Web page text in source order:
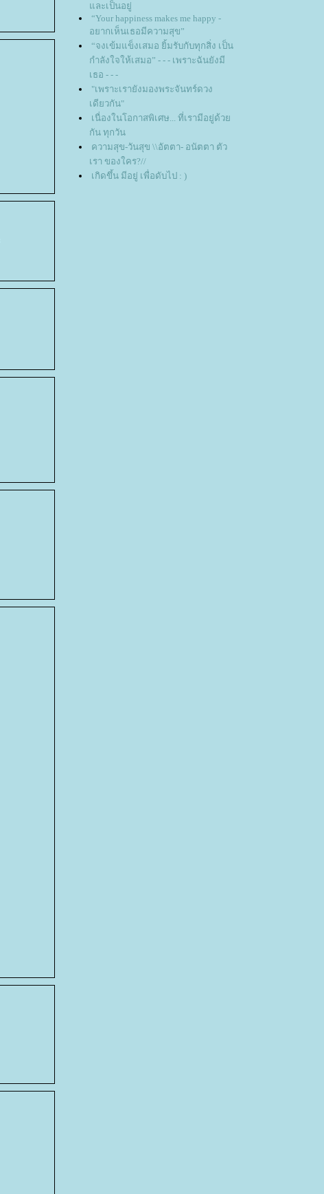
ละเป็นอยู่
“Your happiness makes me happy -
อยากเห็นเธอมีความสุข”
“จงเข้มแข็งเสมอ ยิ้มรับกับทุกสิ่ง เป็น
กำลังใจให้เสมอ” - - - เพราะฉันยังมี
เธอ - - -
"เพราะเรายังมองพระจันทร์ดวง
เดียวกัน"
เนื่องในโอกาสพิเศษ... ที่เรามีอยู่ด้ว
กัน ทุกวัน
ความสุข-วันสุข \\อัตตา- อนัตตา ตัว
เรา ของใคร?//
เกิดขึ้น มีอยู่ เพื่อดับไป : )